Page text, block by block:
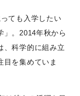
ても入学したい
」。2014年秋から
、科学的に組み立
目を集めていま